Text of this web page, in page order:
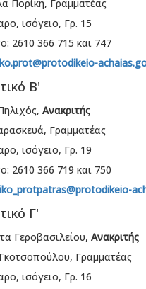
Πορίκη, Γραμματέας
ισόγειο, Γρ. 15
2610 366 715 και 747
Β'
Ανακριτής
Γραμματέας
ισόγειο, Γρ. 19
2610 366 719 και 750
Γ'
Γεροβασιλείου, Ανακριτής
Γραμματέας
ισόγειο, Γρ. 16